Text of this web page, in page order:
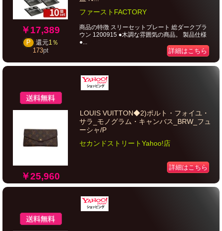
￥17,389
P 還元1％
173pt
ファーストFACTORY
商品の特徴 スリーセットプレート 総ダークブラ
ウン 1200915 ●木調な雰囲気の商品。 製品仕様
●...
詳細はこちら
￥25,960
LOUIS VUITTON◆2)ポルト・フォイユ・
サラ_モノグラム・キャンバス_BRW_フュ
ーシャ/P
セカンドストリートYahoo!店
詳細はこちら